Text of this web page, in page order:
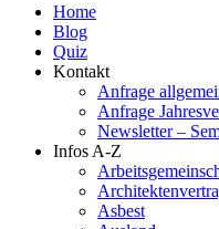
Home
Blog
Quiz
Kontakt
Anfrage
Anfrage
Newsletter –
Infos A-Z
Asbest